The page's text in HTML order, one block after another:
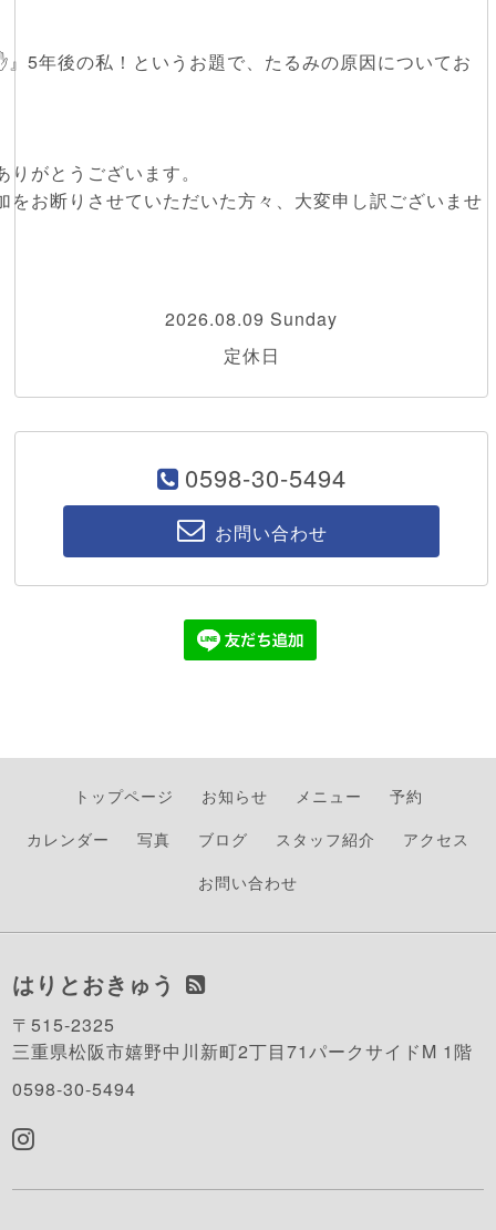
5年後の私！というお題で、たるみの原因についてお
がとうございます。
をお断りさせていただいた方々、大変申し訳ございませ
2026.08.09 Sunday
定休日
0598-30-5494
お問い合わせ
トップページ お知らせ メニュー
予約
カレンダー
写真 ブログ スタッフ紹介
アクセス
お問い合わせ
はりとおきゅう
〒515-2325
三重県松阪市嬉野中川新町2丁目71パークサイドM 1階
0598-30-5494